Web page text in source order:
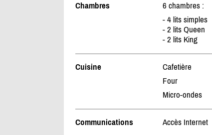
Chambres
6 chambres :
- 4 lits simples
- 2 lits Queen
- 2 lits King
Cuisine Cafetière
Four
Micro-ondes
Communications Accès Internet